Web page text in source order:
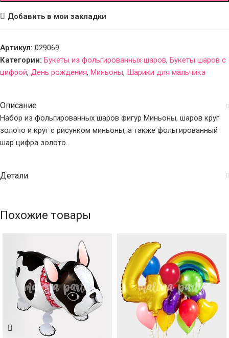
Добавить в мои закладки
Артикул: 029069
Категории: Букеты из фольгированных шаров, Букеты шаров с
цифрой, День рождения, Миньоны, Шарики для мальчика
Описание
Набор из фольгированных шаров фигур Миньоны, шаров круг
золото и круг с рисунком миньоны, а также фольгированный
шар цифра золото.
Детали
Похожие товары